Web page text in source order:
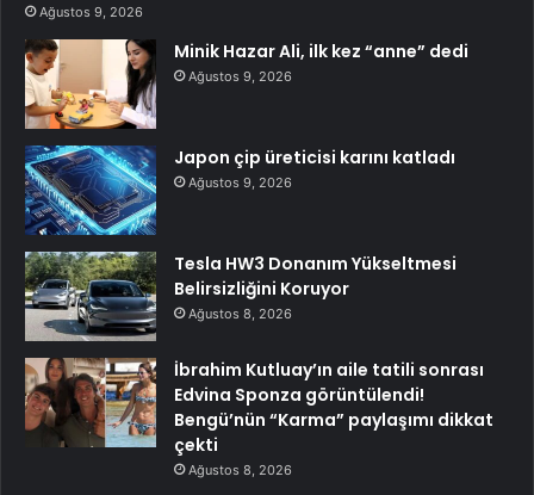
Ağustos 9, 2026
Minik Hazar Ali, ilk kez “anne” dedi
Ağustos 9, 2026
Japon çip üreticisi karını katladı
Ağustos 9, 2026
Tesla HW3 Donanım Yükseltmesi
Belirsizliğini Koruyor
Ağustos 8, 2026
İbrahim Kutluay’ın aile tatili sonrası
Edvina Sponza görüntülendi!
Bengü’nün “Karma” paylaşımı dikkat
çekti
Ağustos 8, 2026